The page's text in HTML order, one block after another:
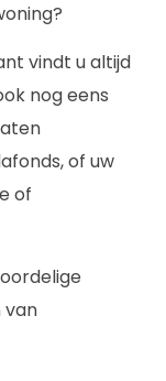
vindt u altijd
nog eens
of uw
of
van